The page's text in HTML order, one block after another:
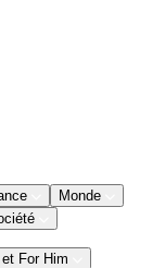
Monde
et For Him